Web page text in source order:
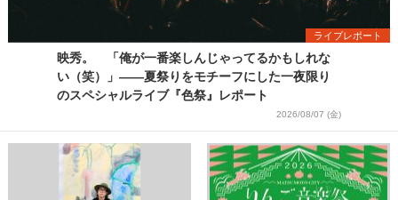
ライブレポート
映秀。 「俺が一番楽しんじゃってるかもしれな
い（笑）」――夏祭りをモチーフにした一夜限り
のスペシャルライブ『色祭』レポート
2026/08/07 (金)